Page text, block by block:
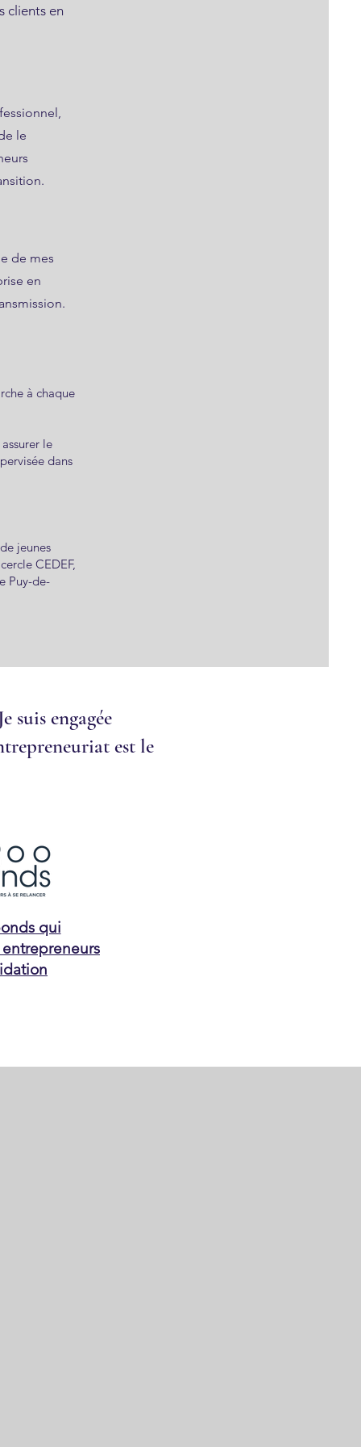
clients en
le
de mes
en
à chaque
le
dans
jeunes
CEDEF,
Puy-de-
suis engagée
est le
qui